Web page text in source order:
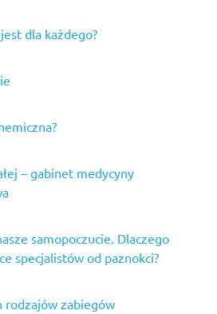
dla każdego?
– gabinet medycyny
samopoczucie. Dlaczego
specjalistów od paznokci?
rodzajów zabiegów